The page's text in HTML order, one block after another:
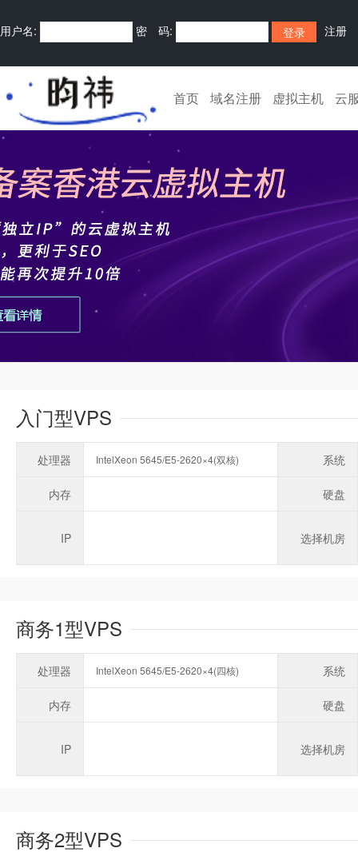
用户名: 密 码: 注册
首页 域名注册 虚拟主机 云
入门型VPS
处理器 IntelXeon 5645/E5-2620×4(双核) 系统
内存 硬盘
IP 选择机房
商务1型VPS
处理器 IntelXeon 5645/E5-2620×4(四核) 系统
内存 硬盘
IP 选择机房
商务2型VPS